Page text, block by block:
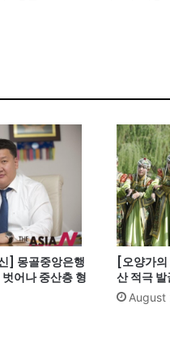
] 몽골중앙은행
어나 중산층 형
[오양가
산 적극 발
August